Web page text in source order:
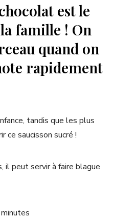
est le
famille ! On
quand on
rapidement
tandis que les plus
ce saucisson sucré !
il peut servir à faire blague